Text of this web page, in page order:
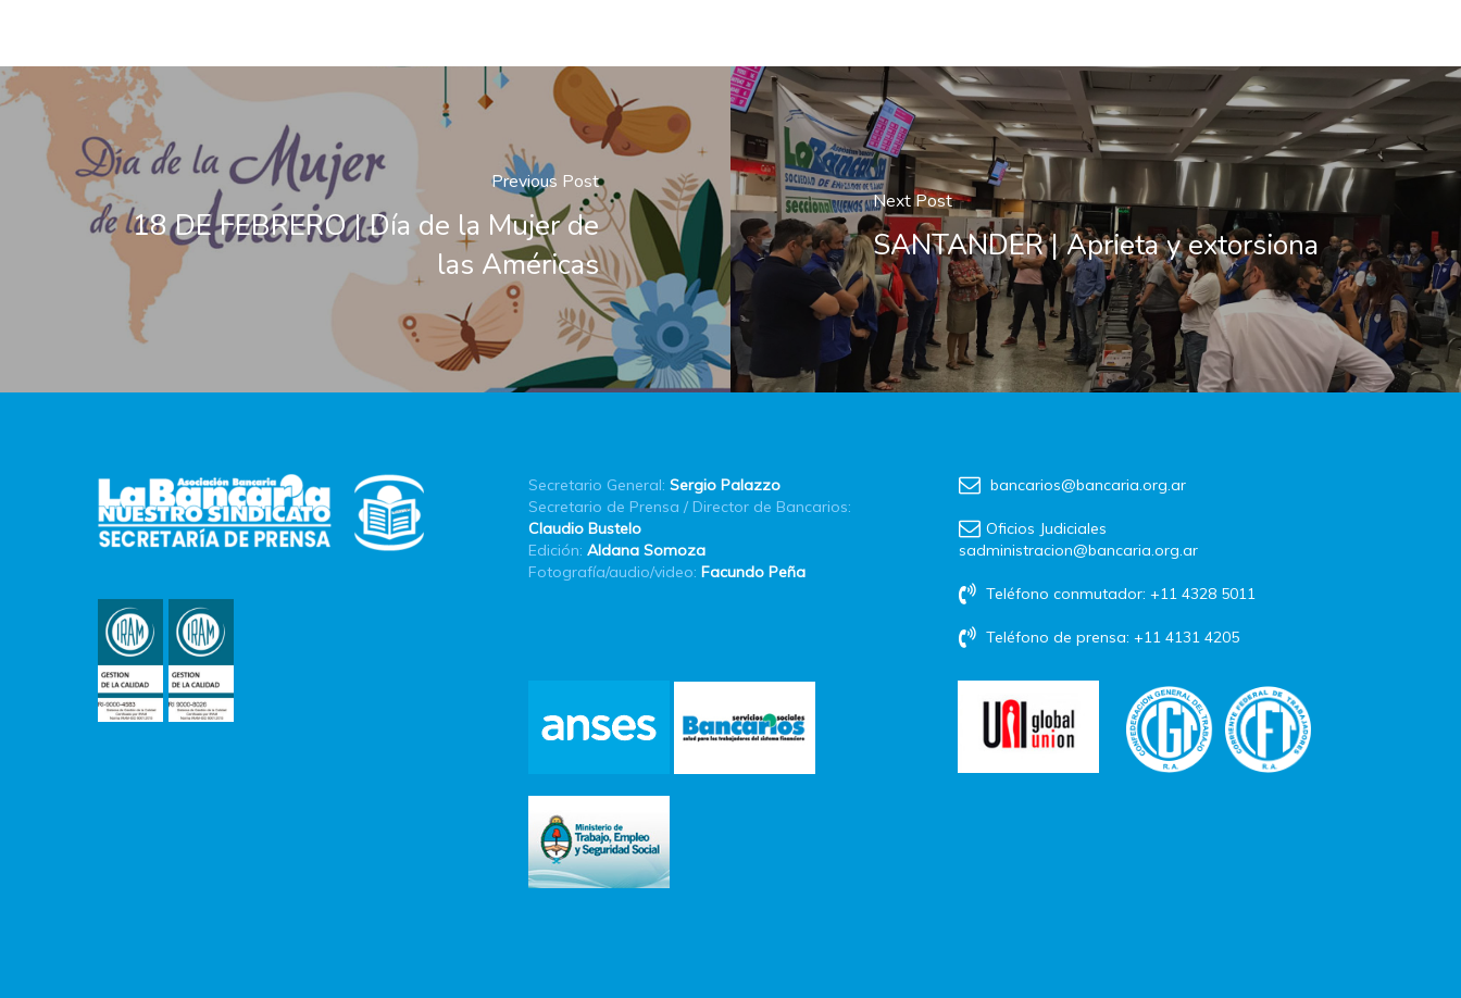
Previous Post
18 DE FEBRERO | Día de la Mujer de
las Américas
Next Post
SANTANDER | Aprieta y extorsiona
Secretario General: Sergio Palazzo
Secretario de Prensa / Director de Bancarios:
Claudio Bustelo
Edición: Aldana Somoza
Fotografía/audio/video: Facundo Peña
bancarios@bancaria.org.ar
Oficios Judiciales
sadministracion@bancaria.org.ar
Teléfono conmutador: +11 4328 5011
Teléfono de prensa: +11 4131 4205